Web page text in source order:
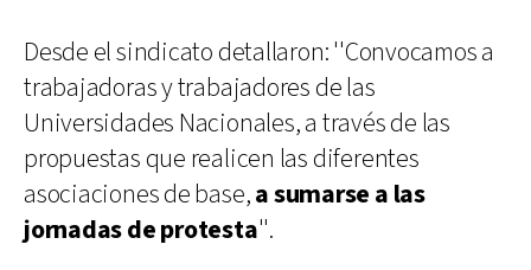
Desde el sindicato detallaron: ''Convocamos a
trabajadoras y trabajadores de las
Universidades Nacionales, a través de las
propuestas que realicen las diferentes
asociaciones de base,a sumarse a las
jornadas de protesta''.